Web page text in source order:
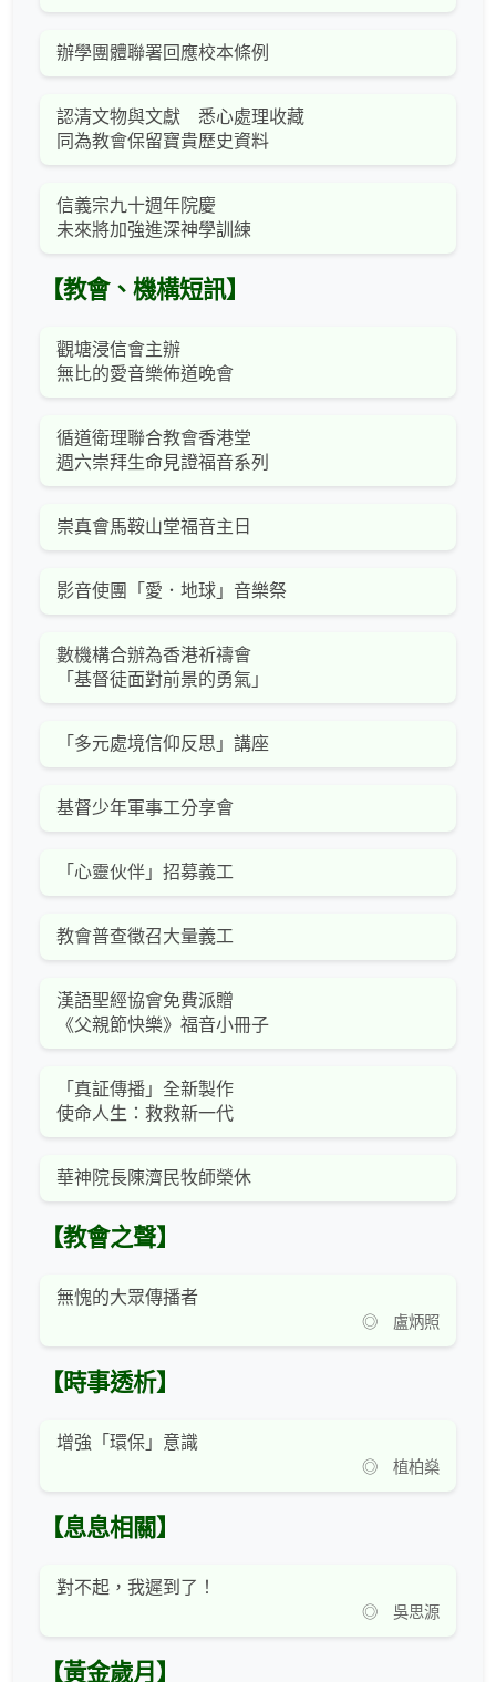
辦學團體聯署回應校本條例
認清文物與文獻 悉心處理收藏
同為教會保留寶貴歷史資料
信義宗九十週年院慶
未來將加強進深神學訓練
【教會、機構短訊】
觀塘浸信會主辦
無比的愛音樂佈道晚會
循道衛理聯合教會香港堂
週六崇拜生命見證福音系列
崇真會馬鞍山堂福音主日
影音使團「愛．地球」音樂祭
數機構合辦為香港祈禱會
「基督徒面對前景的勇氣」
「多元處境信仰反思」講座
基督少年軍事工分享會
「心靈伙伴」招募義工
教會普查徵召大量義工
漢語聖經協會免費派贈
《父親節快樂》福音小冊子
「真証傳播」全新製作
使命人生：救救新一代
華神院長陳濟民牧師榮休
【教會之聲】
無愧的大眾傳播者
◎ 盧炳照
【時事透析】
增強「環保」意識
◎ 植柏燊
【息息相關】
對不起，我遲到了！
◎ 吳思源
【黃金歲月】